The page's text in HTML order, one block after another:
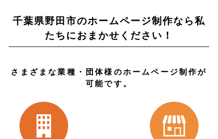
千葉県野田市のホームページ制作なら私
たちにおまかせください！
さまざまな業種・団体様のホームページ制作が
可能です。